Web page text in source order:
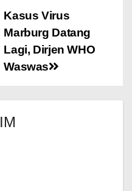
Kasus Virus
Marburg Datang
Lagi, Dirjen WHO
Waswas
IM